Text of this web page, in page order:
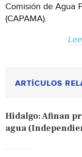
Comisión de Agua
(CAPAMA).
ARTÍCULOS
Hidalgo: Afinan
agua